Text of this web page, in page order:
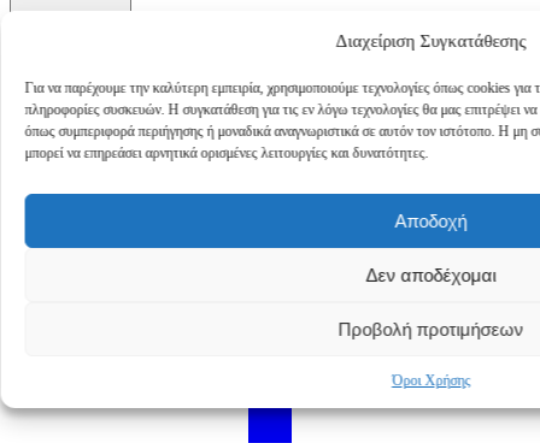
Διαχείριση Συγκατάθεσης
Για να παρέχουμε την καλύτερη εμπειρία, χρησιμοποιούμε τεχνολογίες όπως cookies
πληροφορίες συσκευών. Η συγκατάθεση για τις εν λόγω τεχνολογίες θα μας επιτρέψει
όπως συμπεριφορά περιήγησης ή μοναδικά αναγνωριστικά σε αυτόν τον ιστότοπο. Η μη
μπορεί να επηρεάσει αρνητικά ορισμένες λειτουργίες και δυνατότητες.
Αποδοχή
Δεν αποδέχομαι
Προβολή προτιμήσεων
Όροι Χρήσης